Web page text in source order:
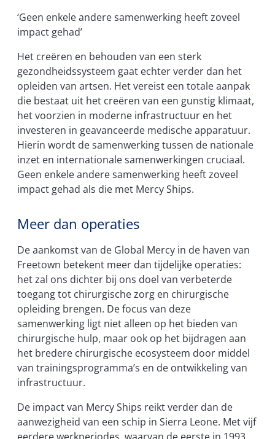
‘Geen enkele andere samenwerking heeft zoveel
impact gehad’
Het creëren en behouden van een sterk
gezondheidssysteem gaat echter verder dan het
opleiden van artsen. Het vereist een totale aanpak
die bestaat uit het creëren van een gunstig klimaat,
het voorzien in moderne infrastructuur en het
investeren in geavanceerde medische apparatuur.
Hierin wordt de samenwerking tussen de nationale
inzet en internationale samenwerkingen cruciaal.
Geen enkele andere samenwerking heeft zoveel
impact gehad als die met Mercy Ships.
Meer dan operaties
De aankomst van de Global Mercy in de haven van
Freetown betekent meer dan tijdelijke operaties:
het zal ons dichter bij ons doel van verbeterde
toegang tot chirurgische zorg en chirurgische
opleiding brengen. De focus van deze
samenwerking ligt niet alleen op het bieden van
chirurgische hulp, maar ook op het bijdragen aan
het bredere chirurgische ecosysteem door middel
van trainingsprogramma’s en de ontwikkeling van
infrastructuur.
De impact van Mercy Ships reikt verder dan de
aanwezigheid van een schip in Sierra Leone. Met vijf